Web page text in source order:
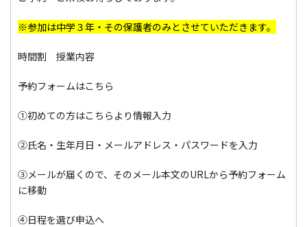
※参加は中学３年・その保護者のみとさせていただきます。
時間割 授業内容
予約フォームはこちら
➀初めての方はこちらより情報入力
➁氏名・生年月日・メールアドレス・パスワードを入力
➂メールが届くので、そのメール本文のURLから予約フォーム
に移動
➃日程を選び申込へ